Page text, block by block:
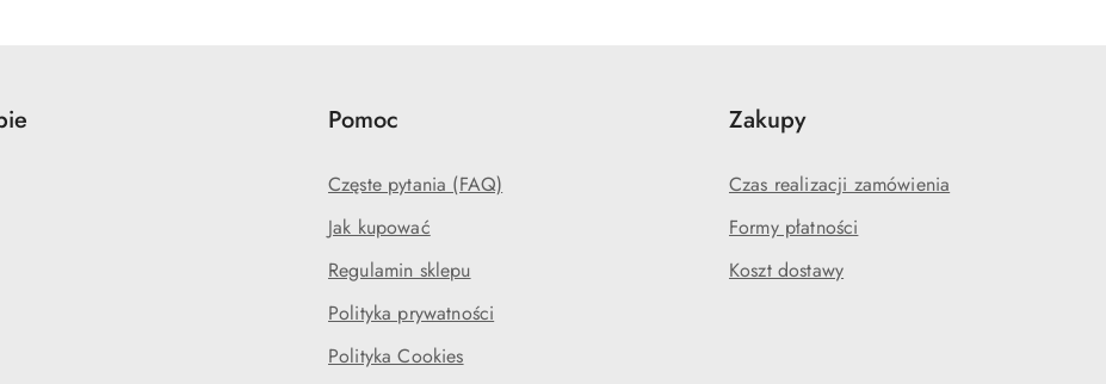
Pomoc
Częste pytania (FAQ)
Jak kupować
Regulamin sklepu
Polityka prywatności
Polityka Cookies
Zakupy
Czas realizacji zamówienia
Formy płatności
Koszt dostawy